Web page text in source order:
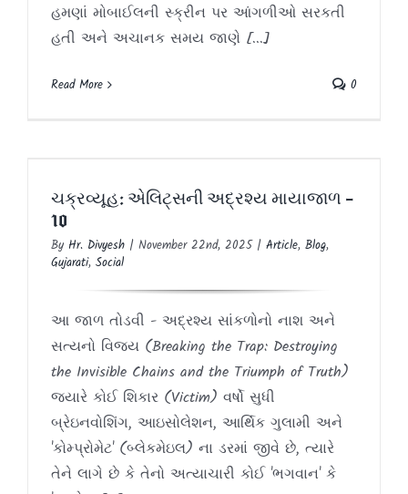
હમણાં મોબાઈલની સ્ક્રીન પર આંગળીઓ સરકતી
હતી અને અચાનક સમય જાણે [...]
Read More 0
Article Blog Gujarati Social
ચક્રવ્યૂહ: એલિટ્સની અદ્રશ્ય માયાજાળ –
10
By Hr. Divyesh | November 22nd, 2025 | Article, Blog,
Gujarati, Social
આ જાળ તોડવી - અદ્રશ્ય સાંકળોનો નાશ અને
સત્યનો વિજય (Breaking the Trap: Destroying
the Invisible Chains and the Triumph of Truth)
જ્યારે કોઈ શિકાર (Victim) વર્ષો સુધી
બ્રેઇનવોશિંગ, આઇસોલેશન, આર્થિક ગુલામી અને
'કોમ્પ્રોમેટ' (બ્લેકમેઇલ) ના ડરમાં જીવે છે, ત્યારે
તેને લાગે છે કે તેનો અત્યાચારી કોઈ 'ભગવાન' કે